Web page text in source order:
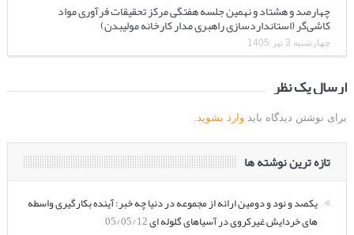
چهارصد و هشتاد و نهمین جلسه هفتگی مرکز تحقیقات فرآوری مواد
کاشی‌گر (استانداردسازی راهبری مدار کارخانه مولیبدن)
چهارشنبه 3 تیر 1405
ارسال یک نظر
برای نوشتن دیدگاه باید وارد بشوید.
تازه ترین نوشته ها
یکصد و نود و دومین ارائه از مجموعه در دنیا چه خبر: آینده بکارگیری واسطه
های خردایش غیرکروی در آسیاهای گلوله ای05/05/12